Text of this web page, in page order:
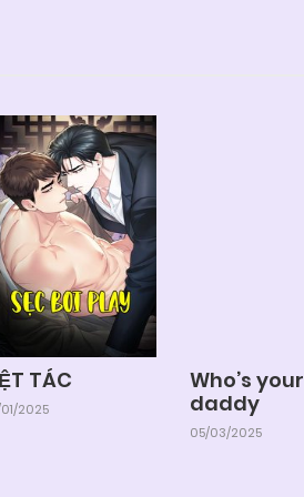
TÁC
2025
Who’s your
daddy
05/03/2025